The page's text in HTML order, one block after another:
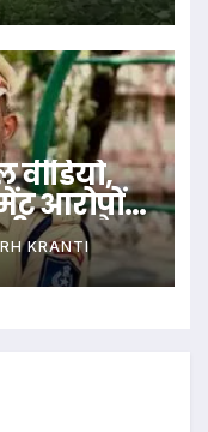
वीडियो,
आरोपों
IPS कौन
KRANTI